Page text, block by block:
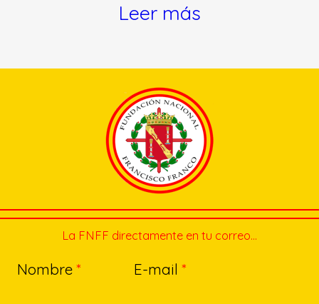
Leer más
La FNFF directamente en tu correo…
Nombre* E-mail *